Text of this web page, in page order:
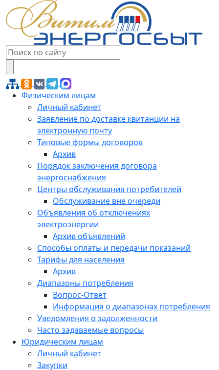
Физическим лицам
Личный кабинет
Заявление по доставке квитанции на
электронную почту
Типовые формы договоров
Архив
Порядок заключения договора
энергоснабжения
Центры обслуживания потребителей
Обслуживание вне очереди
Объявления об отключениях
электроэнергии
Архив объявлений
Способы оплаты и передачи показаний
Тарифы для населения
Архив
Диапазоны потребления
Вопрос-Ответ
Информация о диапазонах потребления
Уведомления о задолженности
Часто задаваемые вопросы
Юридическим лицам
Личный кабинет
Закупки